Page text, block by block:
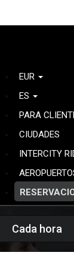
EUR
ES
PARA
CIUDADES
INTERCITY
Cada hora